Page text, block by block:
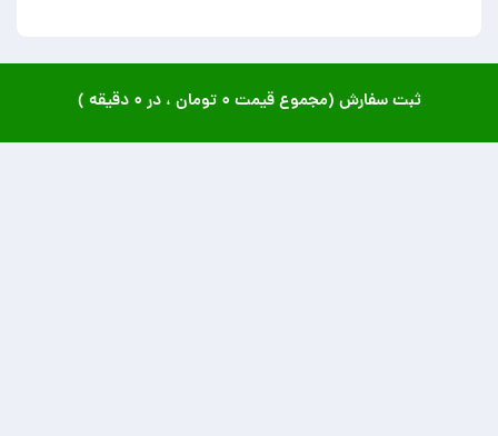
ثبت سفارش (مجموع قیمت ۰ تومان ، در ۰ دقیقه )